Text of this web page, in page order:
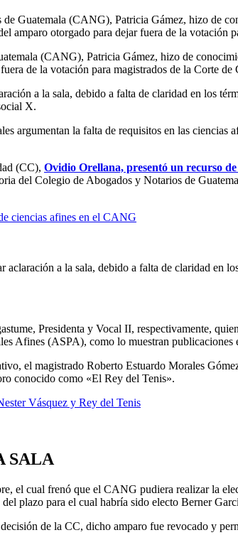
Guatemala (CANG), Patricia Gámez, hizo de
amparo otorgado para dejar fuera de la
(CANG), Patricia Gámez, hizo de
de la votación para magistrados de la Corte
a la sala, debido a falta de claridad en los
X.
argumentan la falta de requisitos en las ciencias
(CC), Ovidio Orellana, presentó un recurso
del Colegio de Abogados y Notarios de
ciencias afines en el CANG
a la sala, debido a falta de claridad en
Presidenta y Vocal II, respectivamente,
Afines (ASPA), como lo muestran publicaciones
el magistrado Roberto Estuardo Morales
conocido como «El Rey del Tenis».
Vásquez y Rey del Tenis
SALA
el cual frenó que el CANG pudiera realizar la
plazo para el cual habría sido electo Berner
de la CC, dicho amparo fue revocado y